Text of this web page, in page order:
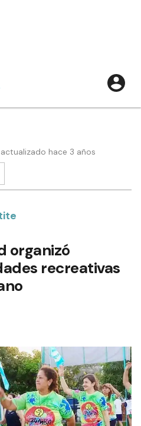
hace 3 años
organizó
recreativas